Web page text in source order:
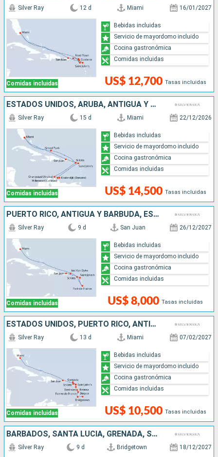
Comidas incluidas
Silver Ray 12 d Miami 16/01/2027
US$ 12,700 Tasas incluidas
Bebidas incluidas
Servicio de mayordomo incluido
Cocina gastronómica
Comidas incluidas
ESTADOS UNIDOS, ARUBA, ANTIGUA Y BARBUDA, PUERTO RICO
Comidas incluidas
Silver Ray 15 d Miami 22/12/2026
US$ 14,500 Tasas incluidas
Bebidas incluidas
Servicio de mayordomo incluido
Cocina gastronómica
Comidas incluidas
PUERTO RICO, ANTIGUA Y BARBUDA, ESTADOS UNIDOS
Comidas incluidas
Silver Ray 9 d San Juan 26/12/2027
US$ 8,000 Tasas incluidas
Bebidas incluidas
Servicio de mayordomo incluido
Cocina gastronómica
Comidas incluidas
ESTADOS UNIDOS, PUERTO RICO, ANTIGUA Y BARBUDA, FRANCIA, DOMINICA, SAN VINCENT Y LAS GRANADINAS, BARBADOS
Comidas incluidas
Silver Ray 13 d Miami 07/02/2027
US$ 10,500 Tasas incluidas
Bebidas incluidas
Servicio de mayordomo incluido
Cocina gastronómica
Comidas incluidas
BARBADOS, SANTA LUCIA, GRENADA, SAN VINCENT Y LAS GRANADINAS, DOMINICA, ANTIGUA Y BARBUDA, PUERTO RICO
Silver Ray 9 d Bridgetown 18/12/2027